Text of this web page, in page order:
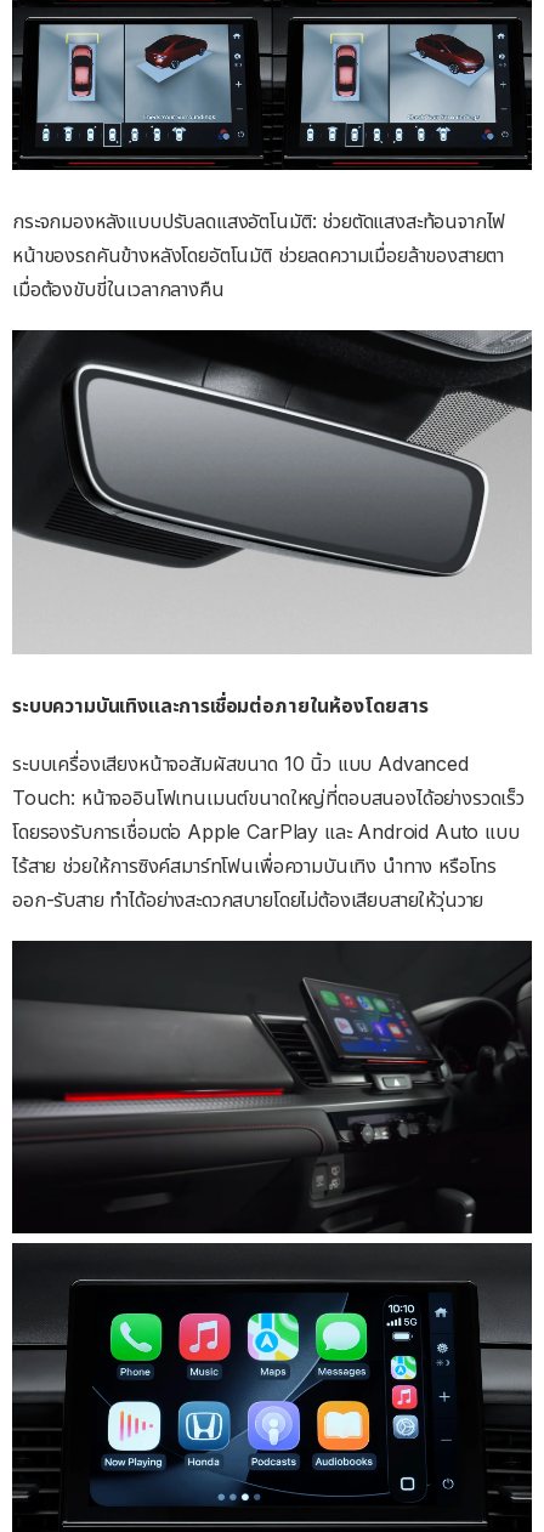
กระจกมองหลังแบบปรับลดแสงอัตโนมัติ: ช่วยตัดแสงสะท้อนจากไฟ
หน้าของรถคันข้างหลังโดยอัตโนมัติ ช่วยลดความเมื่อยล้าของสายตา
เมื่อต้องขับขี่ในเวลากลางคืน
ระบบความบันเทิงและการเชื่อมต่อภายในห้องโดยสาร
ระบบเครื่องเสียงหน้าจอสัมผัสขนาด 10 นิ้ว แบบ Advanced
Touch: หน้าจออินโฟเทนเมนต์ขนาดใหญ่ที่ตอบสนองได้อย่างรวดเร็ว
โดยรองรับการเชื่อมต่อ Apple CarPlay และ Android Auto แบบ
ไร้สาย ช่วยให้การซิงค์สมาร์ทโฟนเพื่อความบันเทิง นำทาง หรือโทร
ออก-รับสาย ทำได้อย่างสะดวกสบายโดยไม่ต้องเสียบสายให้วุ่นวาย